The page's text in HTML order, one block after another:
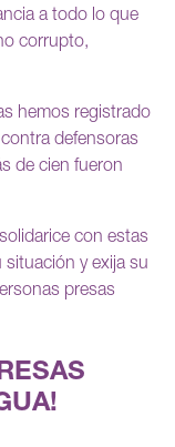
a todo lo que
corrupto,
hemos registrado
defensoras
de cien fueron
con estas
situación y exija su
presas